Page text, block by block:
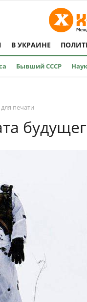
В УКРАИНЕ
Бывший СССР
печати